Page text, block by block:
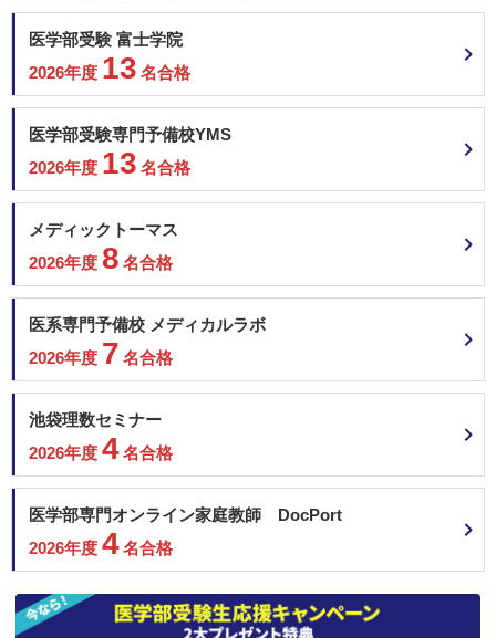
医学部受験 富士学院
2026年度 13 名合格
医学部受験専門予備校YMS
2026年度 13 名合格
メディックトーマス
2026年度 8 名合格
医系専門予備校 メディカルラボ
2026年度 7 名合格
池袋理数セミナー
2026年度 4名合格
医学部専門オンライン家庭教師 DocPort
2026年度 4名合格